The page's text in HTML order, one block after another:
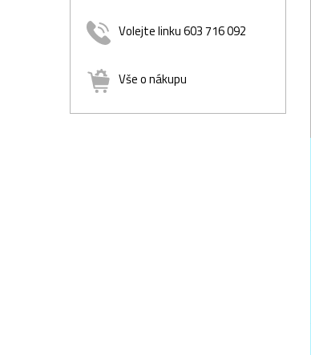
Volejte linku 603 716 092
Vše o nákupu